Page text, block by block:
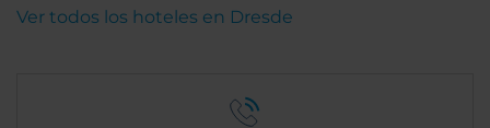
Ver todos los hoteles en Dresde